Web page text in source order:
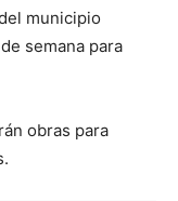
municipio
semana para
obras para